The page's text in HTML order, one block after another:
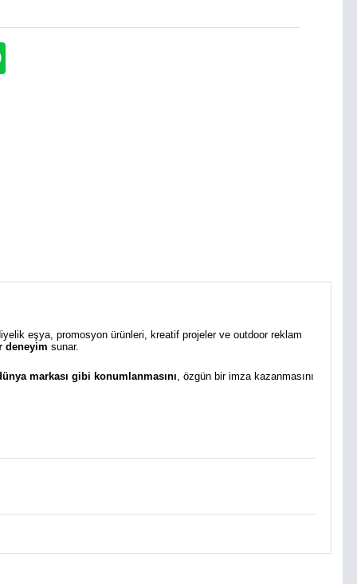
eşya, promosyon ürünleri, kreatif projeler ve outdoor reklam
deneyim sunar.
markası gibi konumlanmasını, özgün bir imza kazanmasını